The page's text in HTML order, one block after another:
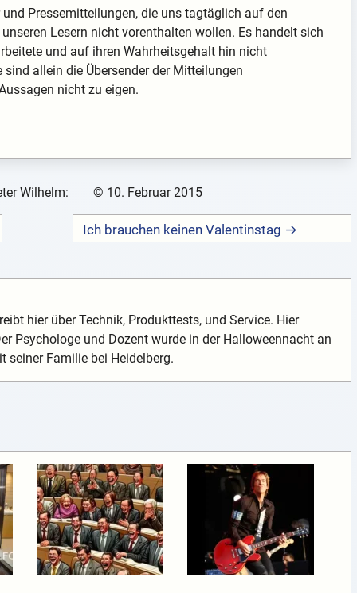
Pressemitteilungen, die uns tagtäglich auf den
Lesern nicht vorenthalten wollen. Es handelt sich
und auf ihren Wahrheitsgehalt hin nicht
allein die Übersender der Mitteilungen
nicht zu eigen.
Wilhelm: © 10. Februar 2015
Ich brauchen keinen Valentinstag →
hier über Technik, Produkttests, und Service. Hier
Psychologe und Dozent wurde in der Halloweennacht an
seiner Familie bei Heidelberg.